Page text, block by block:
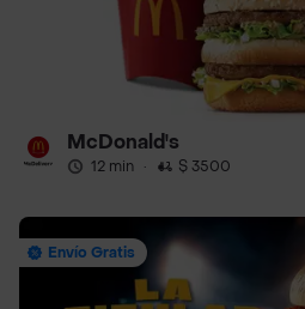
McDonald's
12 min · $ 3500
Envío Gratis